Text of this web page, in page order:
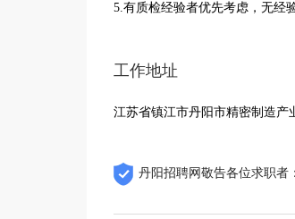
5.有质检经验者优先考虑，无经
工作地址
江苏省镇江市丹阳市精密制造产
丹阳招聘网敬告各位求职者